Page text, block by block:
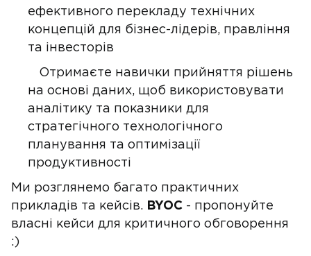
ефективного перекладу технічних
концепцій для бізнес-лідерів, правління
та інвесторів
Отримаєте навички прийняття рішень
на основі даних, щоб використовувати
аналітику та показники для
стратегічного технологічного
планування та оптимізації
продуктивності
Ми розглянемо багато практичних
прикладів та кейсів. BYOC - пропонуйте
власні кейси для критичного обговорення
:)